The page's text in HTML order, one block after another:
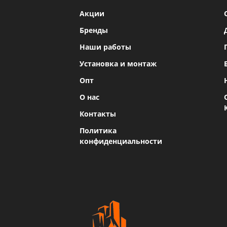
Акции
Бренды
Наши работы
Установка и монтаж
Опт
О нас
Контакты
Политика
конфиденциальности